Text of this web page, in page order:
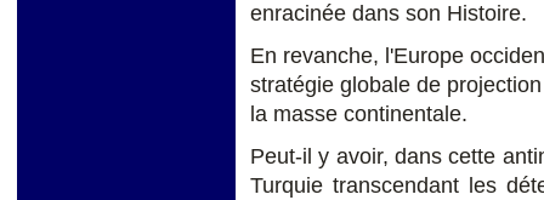
enracinée dans son Histoire.
En revanche, l'Europe
stratégie globale de
la masse continentale.
Peut-il y avoir, dans cette
Turquie transcendant les